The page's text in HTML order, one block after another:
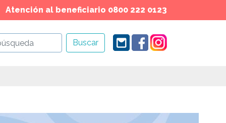
Atención al beneficiario 0800 222 0123
Buscar